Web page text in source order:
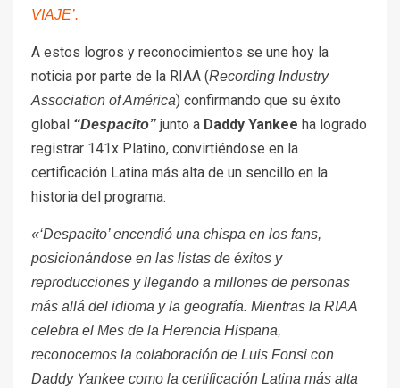
VIAJE’.
A estos logros y reconocimientos se une hoy la
noticia por parte de la RIAA (Recording Industry
Association of América) confirmando que su éxito
global “Despacito” junto a Daddy Yankee ha logrado
registrar 141x Platino, convirtiéndose en la
certificación Latina más alta de un sencillo en la
historia del programa.
«‘Despacito’ encendió una chispa en los fans,
posicionándose en las listas de éxitos y
reproducciones y llegando a millones de personas
más allá del idioma y la geografía. Mientras la RIAA
celebra el Mes de la Herencia Hispana,
reconocemos la colaboración de Luis Fonsi con
Daddy Yankee como la certificación Latina más alta